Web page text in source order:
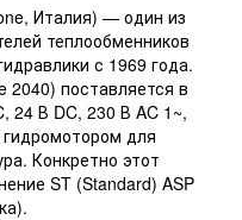
Италия) — один из
теплообменников
с 1969 года.
2040) поставляется в
24 В DC, 230 В AC 1~,
для
Конкретно этот
ST (Standard) ASP